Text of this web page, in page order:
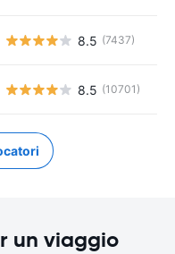
8.5 (7437)
8.5 (10701)
un viaggio